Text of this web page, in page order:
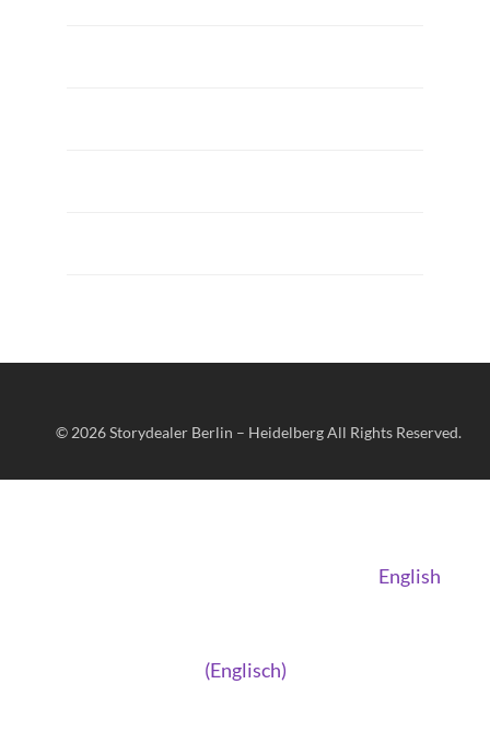
© 2026Storydealer Berlin – HeidelbergAll Rights Reserved.
English
(Englisch)